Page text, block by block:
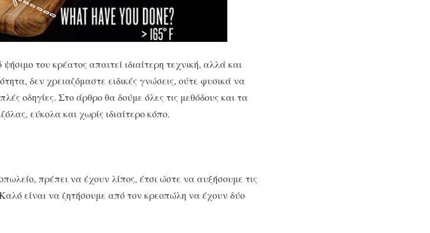
του κρέατος απαιτεί ιδιαίτερη τεχνική, αλλά και
δεν χρειαζόμαστε ειδικές γνώσεις, ούτε φυσικά να
οδηγίες. Στο άρθρο θα δούμε όλες τις μεθόδους και τα
εύκολα και χωρίς ιδιαίτερο κόπο.
πρέπει να έχουν λίπος, έτσι ώστε να αυξήσουμε τις
είναι να ζητήσουμε από τον κρεοπώλη να έχουν δύο